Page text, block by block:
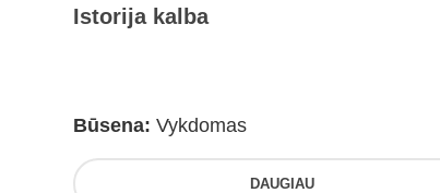
Istorija kalba
Būsena: Vykdomas
DAUGIAU